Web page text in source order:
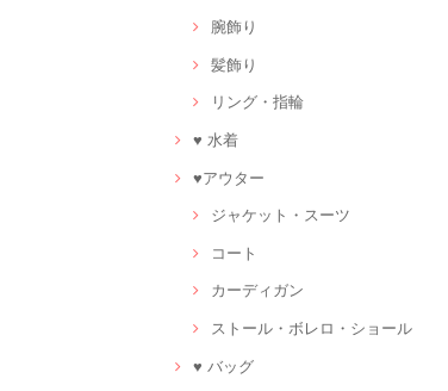
腕飾り
髪飾り
リング・指輪
♥ 水着
♥アウター
ジャケット・スーツ
コート
カーディガン
ストール・ボレロ・ショール
♥ バッグ